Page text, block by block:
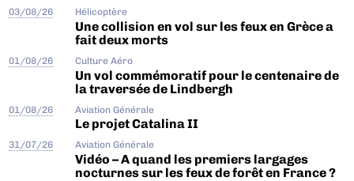
03/08/26 Hélicoptère
Une collision en vol sur les feux en Grèce a
fait deux morts
01/08/26 Culture Aéro
Un vol commémoratif pour le centenaire de
la traversée de Lindbergh
01/08/26 Aviation Générale
Le projet Catalina II
31/07/26 Aviation Générale
Vidéo – A quand les premiers largages
nocturnes sur les feux de forêt en France ?